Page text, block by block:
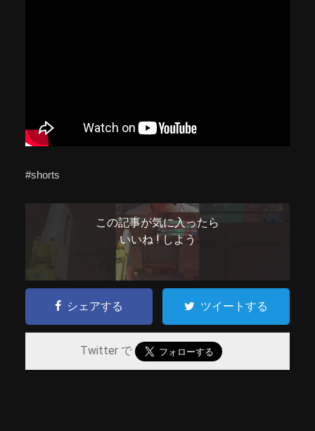
#shorts
この記事が気に入ったら
いいね ! しよう
シェアする ツイートする
Twitter で